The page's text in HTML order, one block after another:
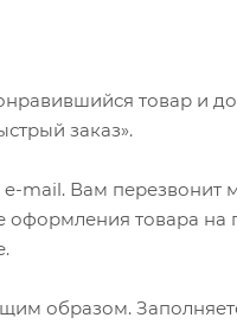
товар и
заказ».
mail. Вам перезвонит
оформления товара на
образом.